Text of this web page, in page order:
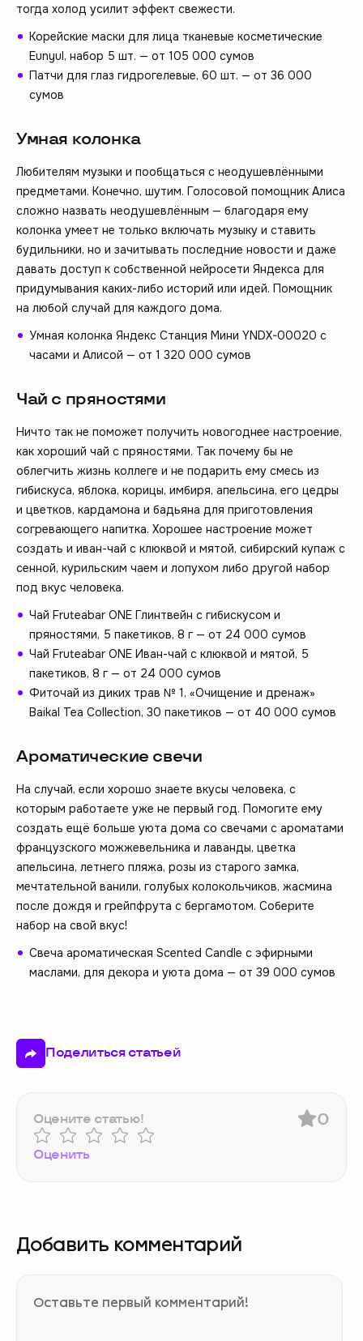
тогда холод усилит эффект свежести.
Корейские маски для лица тканевые косметические
Eunyul, набор 5 шт. — от 105 000 сумов
Патчи для глаз гидрогелевые, 60 шт. — от 36 000
сумов
Умная колонка
Любителям музыки и пообщаться с неодушевлёнными
предметами. Конечно, шутим. Голосовой помощник Алиса
сложно назвать неодушевлённым — благодаря ему
колонка умеет не только включать музыку и ставить
будильники, но и зачитывать последние новости и даже
давать доступ к собственной нейросети Яндекса для
придумывания каких-либо историй или идей. Помощник
на любой случай для каждого дома.
Умная колонка Яндекс Станция Мини YNDX-00020 с
часами и Алисой — от 1 320 000 сумов
Чай с пряностями
Ничто так не поможет получить новогоднее настроение,
как хороший чай с пряностями. Так почему бы не
облегчить жизнь коллеге и не подарить ему смесь из
гибискуса, яблока, корицы, имбиря, апельсина, его цедры
и цветков, кардамона и бадьяна для приготовления
согревающего напитка. Хорошее настроение может
создать и иван-чай с клюквой и мятой, сибирский купаж с
сенной, курильским чаем и лопухом либо другой набор
под вкус человека.
Чай Fruteabar ONE Глинтвейн с гибискусом и
пряностями, 5 пакетиков, 8 г — от 24 000 сумов
Чай Fruteabar ONE Иван-чай с клюквой и мятой, 5
пакетиков, 8 г — от 24 000 сумов
Фиточай из диких трав № 1, «Очищение и дренаж»
Baikal Tea Collection, 30 пакетиков — от 40 000 сумов
Ароматические свечи
На случай, если хорошо знаете вкусы человека, с
которым работаете уже не первый год. Помогите ему
создать ещё больше уюта дома со свечами с ароматами
французского можжевельника и лаванды, цветка
апельсина, летнего пляжа, розы из старого замка,
мечтательной ванили, голубых колокольчиков, жасмина
после дождя и грейпфрута с бергамотом. Соберите
набор на свой вкус!
Свеча ароматическая Scented Candle с эфирными
маслами, для декора и уюта дома — от 39 000 сумов
Поделиться статьей
Оцените статью!
Оценить
0
Добавить комментарий